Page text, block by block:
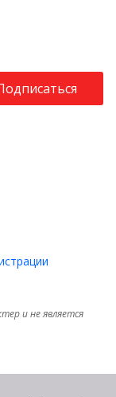
и не является